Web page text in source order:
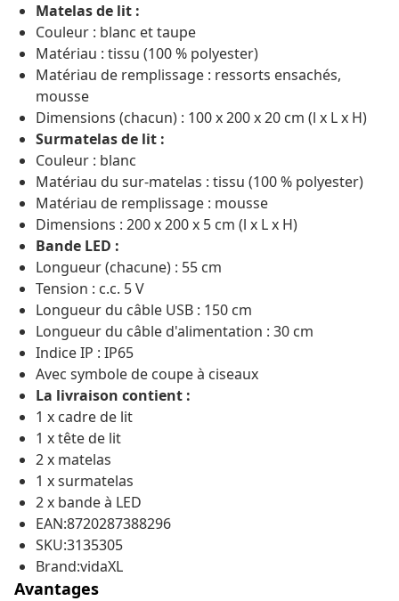
Matelas de lit :
Couleur : blanc et taupe
Matériau : tissu (100 % polyester)
Matériau de remplissage : ressorts ensachés,
mousse
Dimensions (chacun) : 100 x 200 x 20 cm (l x L x H)
Surmatelas de lit :
Couleur : blanc
Matériau du sur-matelas : tissu (100 % polyester)
Matériau de remplissage : mousse
Dimensions : 200 x 200 x 5 cm (l x L x H)
Bande LED :
Longueur (chacune) : 55 cm
Tension : c.c. 5 V
Longueur du câble USB : 150 cm
Longueur du câble d'alimentation : 30 cm
Indice IP : IP65
Avec symbole de coupe à ciseaux
La livraison contient :
1 x cadre de lit
1 x tête de lit
2 x matelas
1 x surmatelas
2 x bande à LED
EAN:8720287388296
SKU:3135305
Brand:vidaXL
Avantages